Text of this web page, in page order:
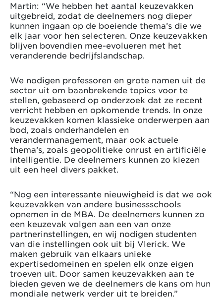
Martin: “We hebben het aantal keuzevakken
uitgebreid, zodat de deelnemers nog dieper
kunnen ingaan op de boeiende thema’s die we
elk jaar voor hen selecteren. Onze keuzevakken
blijven bovendien mee-evolueren met het
veranderende bedrijfslandschap.
We nodigen professoren en grote namen uit de
sector uit om baanbrekende topics voor te
stellen, gebaseerd op onderzoek dat ze recent
verricht hebben en opkomende trends. In onze
keuzevakken komen klassieke onderwerpen aan
bod, zoals onderhandelen en
verandermanagement, maar ook actuele
thema’s, zoals geopolitieke onrust en artificiële
intelligentie. De deelnemers kunnen zo kiezen
uit een heel divers pakket.
“Nog een interessante nieuwigheid is dat we ook
keuzevakken van andere businessschools
opnemen in de MBA. De deelnemers kunnen zo
een keuzevak volgen aan een van onze
partnerinstellingen, en wij nodigen studenten
van die instellingen ook uit bij Vlerick. We
maken gebruik van elkaars unieke
expertisedomeinen en spelen elk onze eigen
troeven uit. Door samen keuzevakken aan te
bieden geven we de deelnemers de kans om hun
mondiale netwerk verder uit te breiden.”